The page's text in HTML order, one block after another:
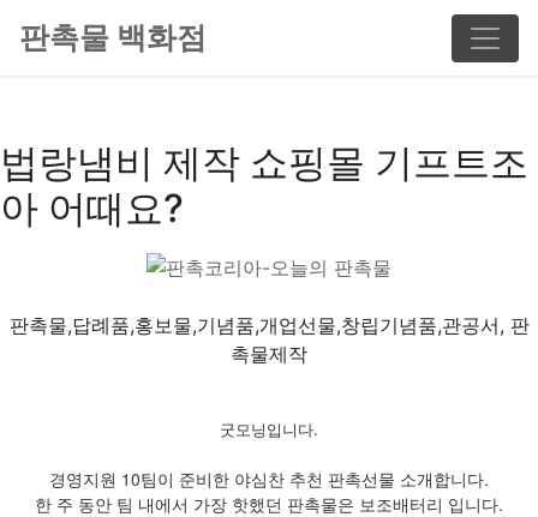
판촉물 백화점
법랑냄비 제작 쇼핑몰 기프트조
아 어때요?
판촉물,답례품,홍보물,기념품,개업선물,창립기념품,관공서, 판
촉물제작
굿모닝입니다.
경영지원 10팀이 준비한 야심찬 추천 판촉선물 소개합니다.
한 주 동안 팀 내에서 가장 핫했던 판촉물은 보조배터리 입니다.